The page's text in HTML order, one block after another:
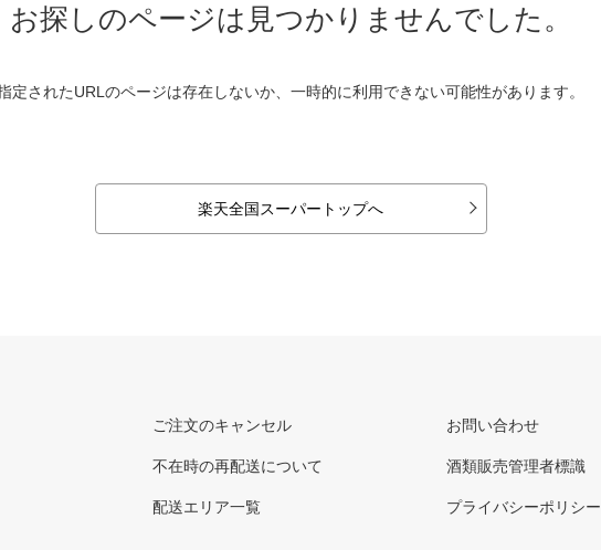
お探しのページは見つかりませんでした。
定されたURLのページは存在しないか、一時的に利用できない可能性があります。
楽天全国スーパートップへ
ご注文のキャンセル
不在時の再配送について
配送エリア一覧
お問い合わせ
酒類販売管理者標識
プライバシーポリシー